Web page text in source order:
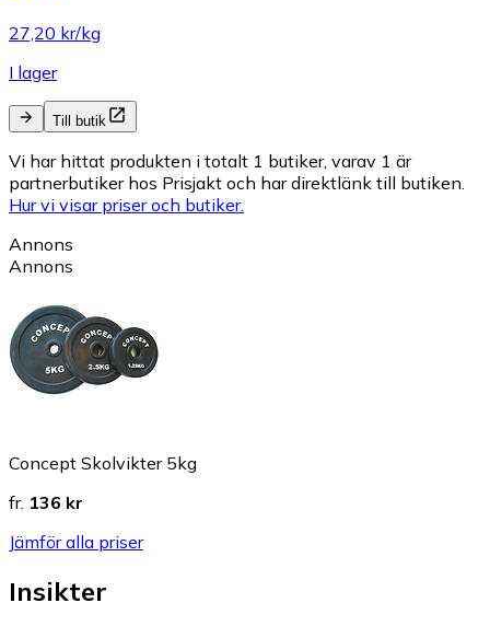
27,20 kr/kg
I lager
Till butik
Vi har hittat produkten i totalt 1 butiker, varav 1 är
partnerbutiker hos Prisjakt och har direktlänk till butiken.
Hur vi visar priser och butiker.
Annons
Annons
Concept Skolvikter 5kg
fr. 136 kr
Jämför alla priser
Insikter